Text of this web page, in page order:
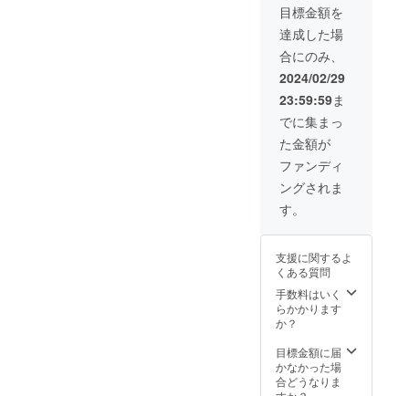
たしま
すので
DLして
くださ
い。 ┗
その
他：配
布期間
はこち
らから
メール
を送信
後、６
ります
のでお
早めに
DLをお
願いい
たしま
のオー
プニン
グ画面
一押し
ポイン
トなど
┗収録
時間：
３分～
５分程
度 ┗提
供方
法：ご
記載い
ただい
たメー
ギガ
ル便の
URLを
記載い
たしま
すので
くださ
い。 ┗
その
目標金額を
達成した場
合にのみ、
2024/02/29
23:59:59ま
でに集まっ
た金額が
ファンディ
ングされま
す。
支援に関するよ
くある質問
手数料はいく
らかかります
か？
目標金額に届
かなかった場
合どうなりま